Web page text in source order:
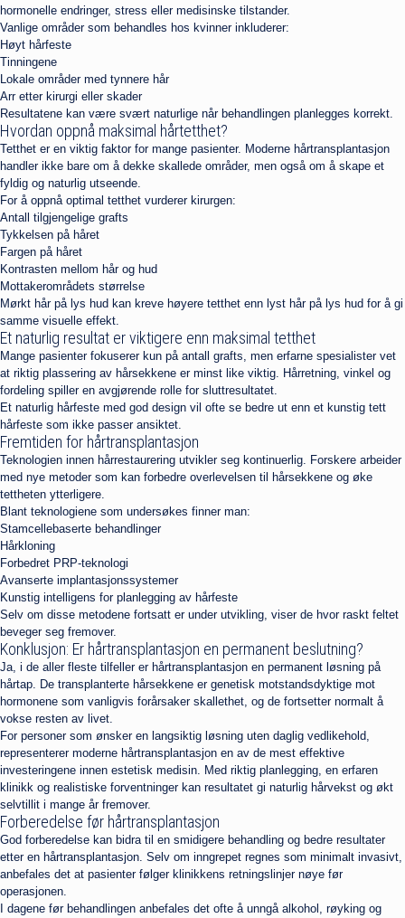
hormonelle endringer, stress eller medisinske tilstander.
Vanlige områder som behandles hos kvinner inkluderer:
Høyt hårfeste
Tinningene
Lokale områder med tynnere hår
Arr etter kirurgi eller skader
Resultatene kan være svært naturlige når behandlingen planlegges korrekt.
Hvordan oppnå maksimal hårtetthet?
Tetthet er en viktig faktor for mange pasienter. Moderne hårtransplantasjon
handler ikke bare om å dekke skallede områder, men også om å skape et
fyldig og naturlig utseende.
For å oppnå optimal tetthet vurderer kirurgen:
Antall tilgjengelige grafts
Tykkelsen på håret
Fargen på håret
Kontrasten mellom hår og hud
Mottakerområdets størrelse
Mørkt hår på lys hud kan kreve høyere tetthet enn lyst hår på lys hud for å gi
samme visuelle effekt.
Et naturlig resultat er viktigere enn maksimal tetthet
Mange pasienter fokuserer kun på antall grafts, men erfarne spesialister vet
at riktig plassering av hårsekkene er minst like viktig. Hårretning, vinkel og
fordeling spiller en avgjørende rolle for sluttresultatet.
Et naturlig hårfeste med god design vil ofte se bedre ut enn et kunstig tett
hårfeste som ikke passer ansiktet.
Fremtiden for hårtransplantasjon
Teknologien innen hårrestaurering utvikler seg kontinuerlig. Forskere arbeider
med nye metoder som kan forbedre overlevelsen til hårsekkene og øke
tettheten ytterligere.
Blant teknologiene som undersøkes finner man:
Stamcellebaserte behandlinger
Hårkloning
Forbedret PRP-teknologi
Avanserte implantasjonssystemer
Kunstig intelligens for planlegging av hårfeste
Selv om disse metodene fortsatt er under utvikling, viser de hvor raskt feltet
beveger seg fremover.
Konklusjon: Er hårtransplantasjon en permanent beslutning?
Ja, i de aller fleste tilfeller er hårtransplantasjon en permanent løsning på
hårtap. De transplanterte hårsekkene er genetisk motstandsdyktige mot
hormonene som vanligvis forårsaker skallethet, og de fortsetter normalt å
vokse resten av livet.
For personer som ønsker en langsiktig løsning uten daglig vedlikehold,
representerer moderne hårtransplantasjon en av de mest effektive
investeringene innen estetisk medisin. Med riktig planlegging, en erfaren
klinikk og realistiske forventninger kan resultatet gi naturlig hårvekst og økt
selvtillit i mange år fremover.
Forberedelse før hårtransplantasjon
God forberedelse kan bidra til en smidigere behandling og bedre resultater
etter en hårtransplantasjon. Selv om inngrepet regnes som minimalt invasivt,
anbefales det at pasienter følger klinikkens retningslinjer nøye før
operasjonen.
I dagene før behandlingen anbefales det ofte å unngå alkohol, røyking og